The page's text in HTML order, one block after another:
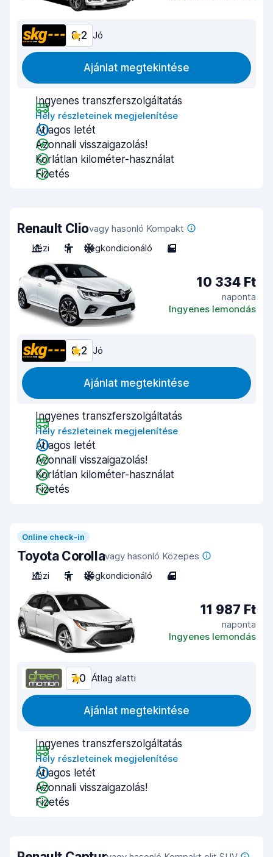
8,2 Jó
Ajánlat megtekintése
Ingyenes transzferszolgáltatás
Hely részleteinek megjelenítése
Átlagos letét
Azonnali visszaigazolás!
Korlátlan kilométer-használat
Fizetés
Renault Cliovagy hasonló Kompakt
Kézi
5 Légkondicionáló 5
10 334 Ft
naponta
Ingyenes lemondás
8,2 Jó
Ajánlat megtekintése
Ingyenes transzferszolgáltatás
Hely részleteinek megjelenítése
Átlagos letét
Azonnali visszaigazolás!
Korlátlan kilométer-használat
Fizetés
Online check-in
Toyota Corollavagy hasonló Közepes
Kézi
5 Légkondicionáló 4
11 987 Ft
naponta
Ingyenes lemondás
7,0 Átlag alatti
Ajánlat megtekintése
Ingyenes transzferszolgáltatás
Hely részleteinek megjelenítése
Átlagos letét
Azonnali visszaigazolás!
Fizetés